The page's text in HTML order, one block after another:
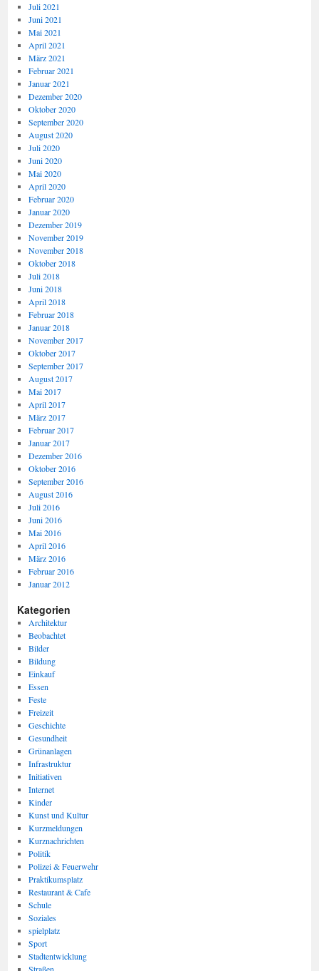
Juli 2021
Juni 2021
Mai 2021
April 2021
März 2021
Februar 2021
Januar 2021
Dezember 2020
Oktober 2020
September 2020
August 2020
Juli 2020
Juni 2020
Mai 2020
April 2020
Februar 2020
Januar 2020
Dezember 2019
November 2019
November 2018
Oktober 2018
Juli 2018
Juni 2018
April 2018
Februar 2018
Januar 2018
November 2017
Oktober 2017
September 2017
August 2017
Mai 2017
April 2017
März 2017
Februar 2017
Januar 2017
Dezember 2016
Oktober 2016
September 2016
August 2016
Juli 2016
Juni 2016
Mai 2016
April 2016
März 2016
Februar 2016
Januar 2012
Kategorien
Architektur
Beobachtet
Bilder
Bildung
Einkauf
Essen
Feste
Freizeit
Geschichte
Gesundheit
Grünanlagen
Infrastruktur
Initiativen
Internet
Kinder
Kunst und Kultur
Kurzmeldungen
Kurznachrichten
Politik
Polizei & Feuerwehr
Praktikumsplatz
Restaurant & Cafe
Schule
Soziales
spielplatz
Sport
Stadtentwicklung